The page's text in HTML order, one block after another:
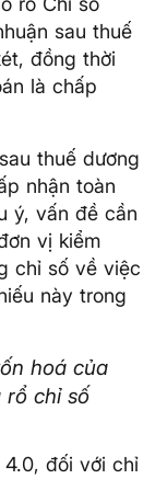
sau thuế
đồng thời
là chấp
thuế dương
nhận toàn
ý, vấn đề cần
vị kiểm
chỉ số về việc
này trong
hoá của
rổ chỉ số
4.0, đối với chỉ